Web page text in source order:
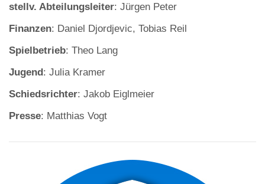
stellv. Abteilungsleiter: Jürgen Peter
Finanzen: Daniel Djordjevic, Tobias Reil
Spielbetrieb: Theo Lang
Jugend: Julia Kramer
Schiedsrichter: Jakob Eiglmeier
Presse: Matthias Vogt